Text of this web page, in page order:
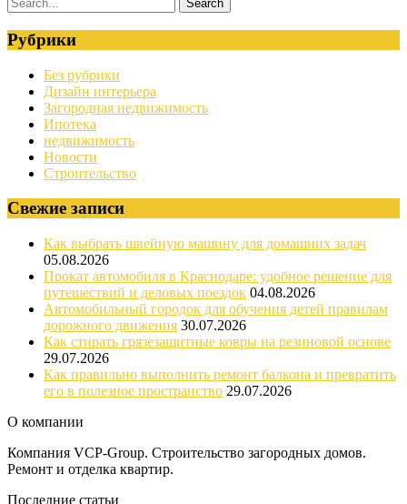
Рубрики
Без рубрики
Дизайн интерьера
Загородная недвижимость
Ипотека
недвижимость
Новости
Строительство
Свежие записи
Как выбрать швейную машину для домашних задач
05.08.2026
Прокат автомобиля в Краснодаре: удобное решение для
путешествий и деловых поездок 04.08.2026
Автомобильный городок для обучения детей правилам
дорожного движения 30.07.2026
Как стирать грязезащитные ковры на резиновой основе
29.07.2026
Как правильно выполнить ремонт балкона и превратить
его в полезное пространство 29.07.2026
О компании
Компания VCP-Group. Строительство загородных домов.
Ремонт и отделка квартир.
Последние статьи